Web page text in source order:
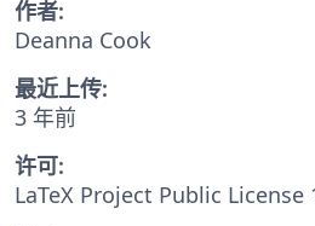
作者:
Deanna Cook
最近上传:
3 年前
许可:
LaTeX Project Public License